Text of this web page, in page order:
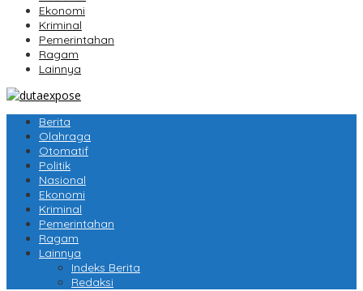
Ekonomi
Kriminal
Pemerintahan
Ragam
Lainnya
Berita
Olahraga
Otomatif
Politik
Nasional
Ekonomi
Kriminal
Pemerintahan
Ragam
Lainnya
Indeks Berita
Redaksi